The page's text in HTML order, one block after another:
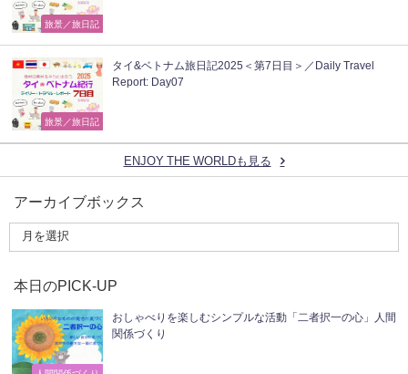
旅景／旅日記
旅景／旅日記
タイ&ベトナム旅日記2025＜第7日目＞／Daily Travel
Report: Day07
ENJOY THE WORLDも見る
アーカイブボックス
本日のPICK-UP
おしゃべりを楽しむシンプルな活動「二者択一の心」人間
関係づくり